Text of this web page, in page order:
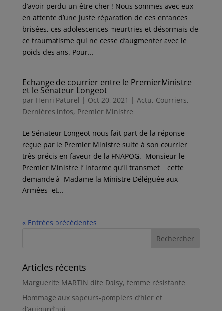
d’avoir perdu un être cher ! Nous sommes avec eux
en attente d’une juste réparation de ces enfances
brisées, ces adolescences meurtries et désormais de
ce traumatisme qui ne cesse d’augmenter avec le
poids des ans. Pour...
Echange de courrier entre le PremierMinistre
et le Sénateur Longeot
par Henri Paturel | Oct 20, 2021 | Actu, Courriers,
Dernières infos, Premier Ministre
Le Sénateur Longeot nous fait part de la réponse
reçue par le Premier Ministre suite à son courrier
très précis en faveur de la FNAPOG. Monsieur le
Premier Ministre l’ informe qu’il transmet cette
demande à Madame la Ministre Déléguée aux
Armées et...
« Entrées précédentes
Articles récents
Marguerite MARTIN dite Daisy, femme résistante
Hommage aux sapeurs-pompiers d’hier et
d’aujourd’hui